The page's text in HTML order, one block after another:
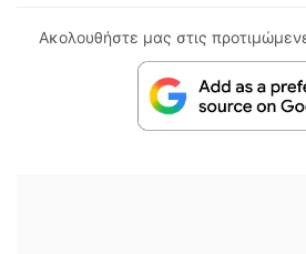
Ακολουθήστε μας στις